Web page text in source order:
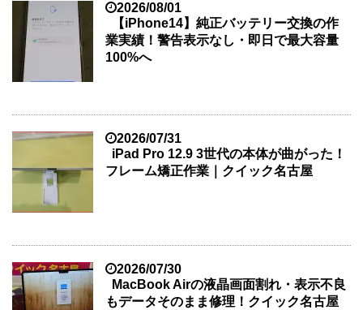
2026/08/01
【iPhone14】純正バッテリー交換の作
業実績！警告表示なし・即日で最大容量
100%へ
2026/07/31
iPad Pro 12.9 3世代の本体が曲がった！
フレーム矯正作業｜クイック名古屋
2026/07/30
MacBook Airの液晶画面割れ・表示不良
もデータそのまま修理！クイック名古屋